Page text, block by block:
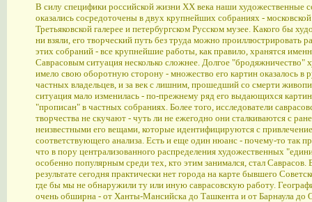
В силу специфики российской жизни XX века наши художественные
оказались сосредоточены в двух крупнейших собраниях - московской
Третьяковской галерее и петербургском Русском музее. Какого бы
ни взяли, его творческий путь без труда можно проиллюстрировать
этих собраний - все крупнейшие работы, как правило, хранятся
Саврасовым ситуация несколько сложнее. Долгое "бродяжничество"
имело свою оборотную сторону - множество его картин оказалось в
частных владельцев, и за век с лишним, прошедший со смерти
ситуация мало изменилась - по-прежнему ряд его выдающихся картин
"прописан" в частных собраниях. Более того, исследователи
творчества не скучают - чуть ли не ежегодно они сталкиваются с
неизвестными его вещами, которые идентифицируются с
соответствующего анализа. Есть и еще один нюанс - почему-то так
что в пору централизованного распределения художественных
особенно популярным среди тех, кто этим занимался, стал Саврасов.
результате сегодня практически нет города на карте бывшего
где бы мы не обнаружили ту или иную саврасовскую работу.
очень обширна - от Ханты-Мансийска до Ташкента и от Барнаула до